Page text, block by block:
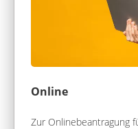
Online
Zur Onlinebeantragung